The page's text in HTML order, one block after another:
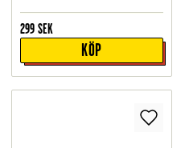
299 SEK
KÖP